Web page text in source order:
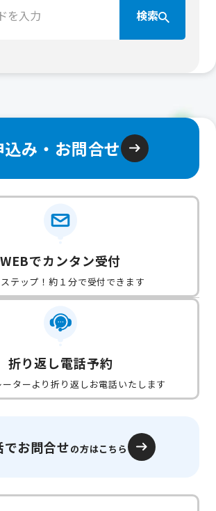
検索
込み・お問合せ
WEBでカンタン受付
テップ！約１分で受付できます
折り返し電話予約
ターより折り返しお電話いたします
でお問合せの方はこちら